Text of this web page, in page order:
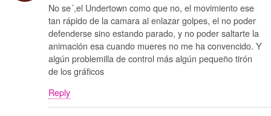
No se´,el Undertown como que no, el movimiento ese
tan rápido de la camara al enlazar golpes, el no poder
defenderse sino estando parado, y no poder saltarte la
animación esa cuando mueres no me ha convencido. Y
algún problemilla de control más algún pequeño tirón
de los gráficos
Reply